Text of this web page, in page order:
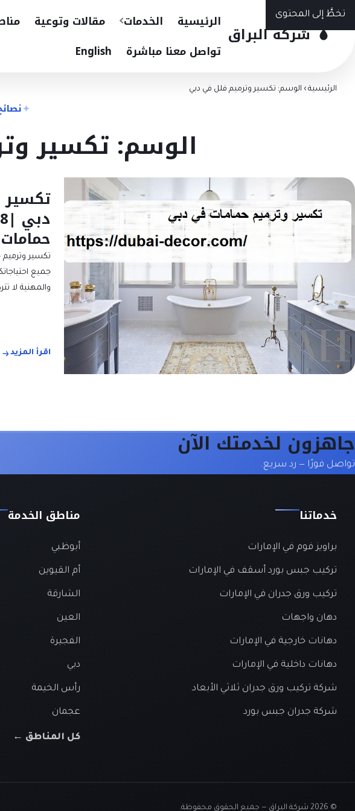
تخطَّ إلى المحتوى
شركة البراق
الرئيسية الخدمات مقالات وتوعية
تواصل معنا مباشرة
English
الرئيسية › الوسم: تكسير وترميم فلل في دبي
الوسم: تكسير
تكسير
حمامات
تكسير
جميع
والمهنية لا
اقرأ المزيد
جاهزون لخدمتك الآن
تواصل فورًا — رد سريع.
خدماتنا
براويز فوم في الإمارات
تركيب جبس بورد أسقف في الإمارات
تركيب ورق جدران في الإمارات
دهان واجهات
دهانات خارجية في الإمارات
دهانات داخلية في الإمارات
شركة تركيب ورق جدران ثلاثي الأبعاد
شركة جدران جبس بورد
مناطق الخدمة
أبوظبي
أم القيوين
الشارقة
العين
الفجيرة
دبي
رأس الخيمة
عجمان
كل المناطق ←
© 2026 شركة البراق — جميع الحقوق محفوظة.